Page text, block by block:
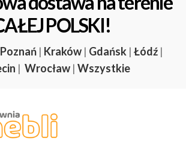
POLSKI!
Poznań | Kraków | Gdańsk | Łódź |
| Wrocław | Wszystkie